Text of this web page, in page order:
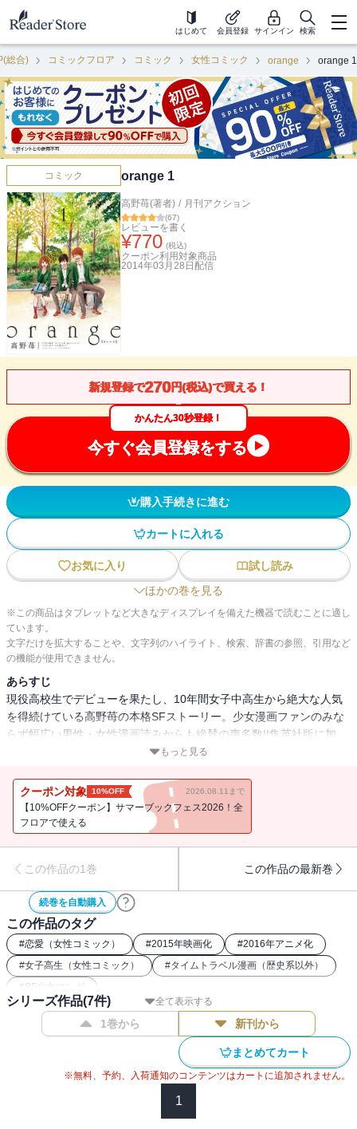
はじめて 会員登録 サインイン 検索
総合) コミックフロア コミック 女性コミック orange orange 1
コミック orange 1
高野苺(著者) / 月刊アクション
(67)
レビューを書く
¥770 (税込)
クーポン利用対象商品
2014年03月28日 配信
新規登録で270円(税込)で買える！
かんたん30秒登録！
今すぐ会員登録をする
購入手続きに進む
カートに入れる
お気に入り
試し読み
ほかの巻を見る
※この商品はタブレットなど大きなディスプレイを備えた機器で読むことに適し
ています。
文字だけを拡大することや、文字列のハイライト、検索、辞書の参照、引用など
の機能が使用できません。
あらすじ
現役高校生でデビューを果たし、10年間女子中高生から絶大な人気
を得続けている高野苺の本格SFストーリー。少女漫画ファンのみな
らず幅広い男性・女性漫画読みからも絶賛の声多数!!集英社版に加
え、単行本未収録の読み切り作品が1話掲載される。高校二年生の菜
ていた。はたして菜穂は手紙を読み「後悔しない未来」を作ること
ができるのか？切ない思いが交錯するタイムパラドックスラブスト
ーリー。
もっと見る
クーポン対象 10%OFF 2026.08.11まで
【10%OFFクーポン】サマーブックフェス2026！全
フロアで使える
この作品の1巻 この作品の最新巻
続巻を自動購入
この作品のタグ
#恋愛（女性コミック） #2015年映画化 #2016年アニメ化
#女子高生（女性コミック） #タイムトラベル漫画（歴史系以外）
#SF少女マンガ
全て表示する
シリーズ作品(7件)
1巻から 新刊から
まとめてカート
※無料、予約、入荷通知のコンテンツはカートに追加されません。
1